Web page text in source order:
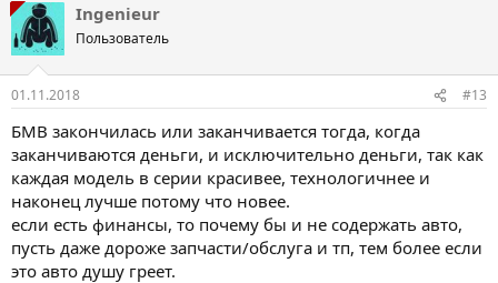
Ingenieur
Пользователь
01.11.2018 #13
БМВ закончилась или заканчивается тогда, когда
заканчиваются деньги, и исключительно деньги, так как
каждая модель в серии красивее, технологичнее и
наконец лучше потому что новее.
если есть финансы, то почему бы и не содержать авто,
пусть даже дороже запчасти/обслуга и тп, тем более если
это авто душу греет.